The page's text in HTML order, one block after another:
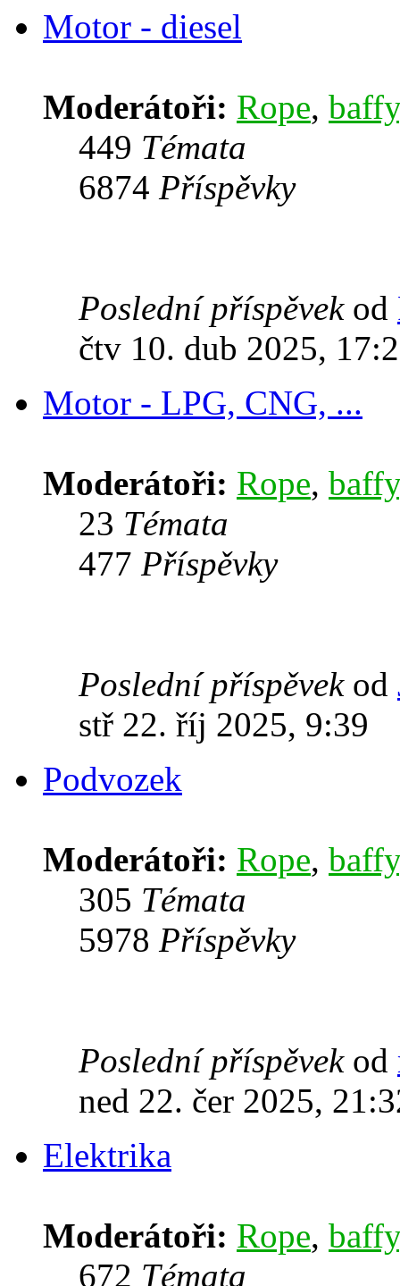
Motor - diesel
Moderátoři: Rope, baffy
449 Témata
6874 Příspěvky
Poslední příspěvekod
čtv 10. dub 2025,
Motor - LPG, CNG, ...
Moderátoři: Rope, baffy
23 Témata
477 Příspěvky
Poslední příspěvekod
stř 22. říj 2025, 9:39
Podvozek
Moderátoři: Rope, baffy
305 Témata
5978 Příspěvky
Poslední příspěvekod
ned 22. čer 2025,
Elektrika
Moderátoři: Rope, baffy
672 Témata